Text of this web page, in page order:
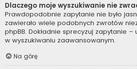
Dlaczego moje wyszukiwanie nie
Prawdopodobnie zapytanie nie było
zawierało wiele podobnych zwrotów
phpBB. Dokładnie sprecyzuj zapytanie –
w wyszukiwaniu zaawansowanym.
Na górę